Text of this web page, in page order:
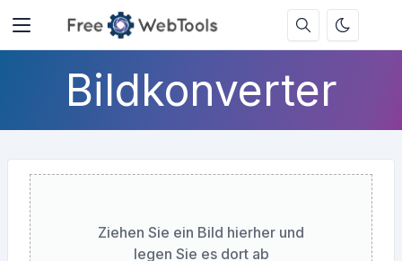
Bildkonverter
Ziehen Sie ein Bild hierher und
legen Sie es dort ab